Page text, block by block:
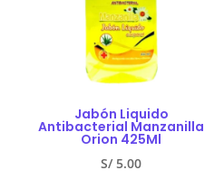
Jabón Liquido
Antibacterial Manzanilla
Orion 425Ml
S/5.00